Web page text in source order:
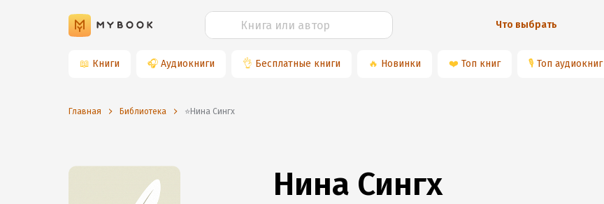
Что выбрать
📖 Книги 🎧 Аудиокниги 👌 Бесплатные книги 🔥 Новинки ❤️ Топ книг 🎙 Топ аудиокниг
Главная Библиотека ⭐️Нина Сингх
Нина Сингх